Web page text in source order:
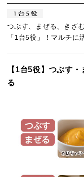
つぶす、まぜる、きざ
「1台5役」！マルチに
【1台5役】つぶす
る